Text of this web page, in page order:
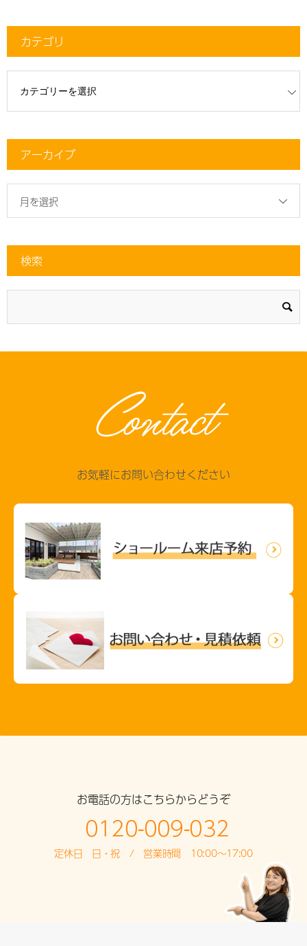
カテゴリ
アーカイブ
月を選択
検索
Contact
お気軽にお問い合わせください
お電話の方はこちらからどうぞ
0120-009-032
定休日 日・祝 / 営業時間 10:00～17:00